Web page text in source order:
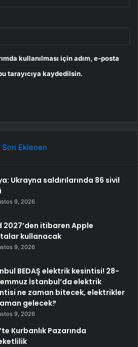
kullanılması için adım, e-posta
tarayıcıya kaydedilsin.
Son Eklenen
Ukrayna saldırılarında 86 sivil
9, 2026
2027’den itibaren Apple
kullanacak
9, 2026
BEDAŞ elektrik kesintisi! 28-
İstanbul’da elektrik
ne zaman bitecek, elektrikler
gelecek?
9, 2026
Kurbanlık Pazarında